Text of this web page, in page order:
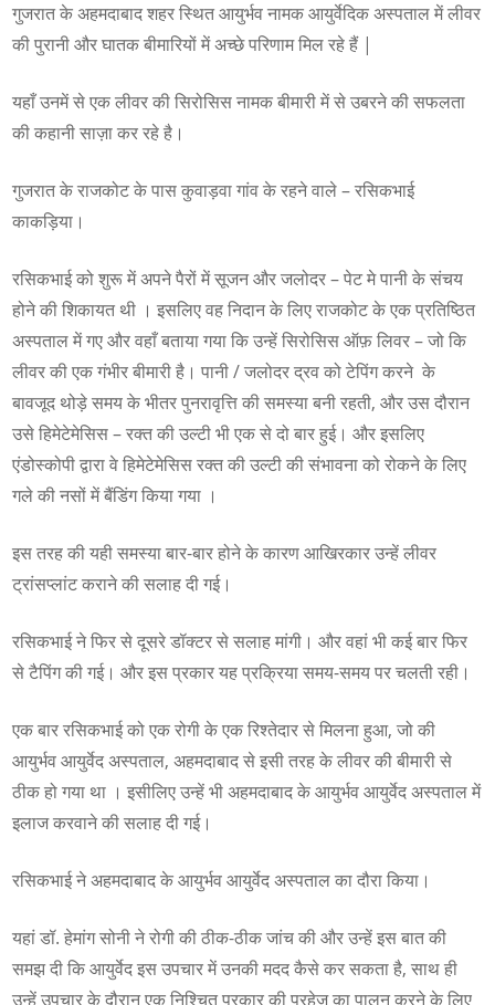
गुजरात के अहमदाबाद शहर स्थित आयुर्भव नामक आयुर्वेदिक अस्पताल में लीवर
की पुरानी और घातक बीमारियों में अच्छे परिणाम मिल रहे हैं |
यहाँ उनमें से एक लीवर की सिरोसिस नामक बीमारी में से उबरने की सफलता
की कहानी साज़ा कर रहे है।
गुजरात के राजकोट के पास कुवाड़वा गांव के रहने वाले – रसिकभाई
काकड़िया।
रसिकभाई को शुरू में अपने पैरों में सूजन और जलोदर – पेट मे पानी के संचय
होने की शिकायत थी । इसलिए वह निदान के लिए राजकोट के एक प्रतिष्ठित
अस्पताल में गए और वहाँ बताया गया कि उन्हें सिरोसिस ऑफ़ लिवर – जो कि
लीवर की एक गंभीर बीमारी है। पानी / जलोदर द्रव को टेपिंग करने के
बावजूद थोड़े समय के भीतर पुनरावृत्ति की समस्या बनी रहती, और उस दौरान
उसे हिमेटेमेसिस – रक्त की उल्टी भी एक से दो बार हुई। और इसलिए
एंडोस्कोपी द्वारा वे हिमेटेमेसिस रक्त की उल्टी की संभावना को रोकने के लिए
गले की नसों में बैंडिंग किया गया ।
इस तरह की यही समस्या बार-बार होने के कारण आखिरकार उन्हें लीवर
ट्रांसप्लांट कराने की सलाह दी गई।
रसिकभाई ने फिर से दूसरे डॉक्टर से सलाह मांगी। और वहां भी कई बार फिर
से टैपिंग की गई। और इस प्रकार यह प्रक्रिया समय-समय पर चलती रही।
एक बार रसिकभाई को एक रोगी के एक रिश्तेदार से मिलना हुआ, जो की
आयुर्भव आयुर्वेद अस्पताल, अहमदाबाद से इसी तरह के लीवर की बीमारी से
ठीक हो गया था । इसीलिए उन्हें भी अहमदाबाद के आयुर्भव आयुर्वेद अस्पताल में
इलाज करवाने की सलाह दी गई।
रसिकभाई ने अहमदाबाद के आयुर्भव आयुर्वेद अस्पताल का दौरा किया।
यहां डॉ. हेमांग सोनी ने रोगी की ठीक-ठीक जांच की और उन्हें इस बात की
समझ दी कि आयुर्वेद इस उपचार में उनकी मदद कैसे कर सकता है, साथ ही
उन्हें उपचार के दौरान एक निश्चित प्रकार की परहेज का पालन करने के लिए